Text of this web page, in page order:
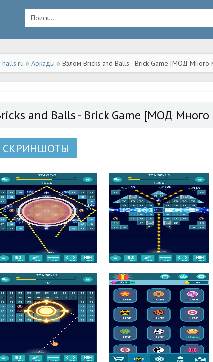
halls.ru » Аркады » Взлом Bricks and Balls - Brick Game [МОД Много
and Balls - Brick Game [МОД Много
СКРИНШОТЫ